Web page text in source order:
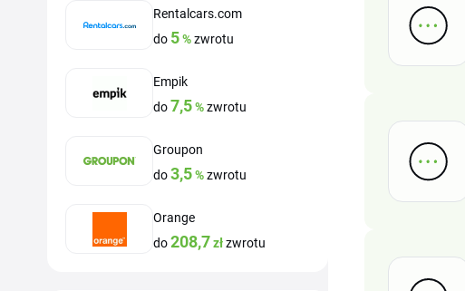
Rentalcars.com
do 5%zwrotu
Empik
do7,5%zwrotu
Groupon
do3,5%zwrotu
Orange
do208,7złzwrotu